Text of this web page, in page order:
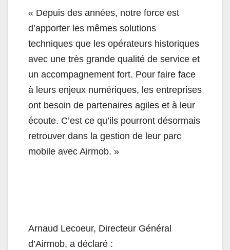
« Depuis des années, notre force est
d’apporter les mêmes solutions
techniques que les opérateurs historiques
avec une très grande qualité de service et
un accompagnement fort. Pour faire face
à leurs enjeux numériques, les entreprises
ont besoin de partenaires agiles et à leur
écoute. C’est ce qu’ils pourront désormais
retrouver dans la gestion de leur parc
mobile avec Airmob. »
Arnaud Lecoeur, Directeur Général
d’Airmob, a déclaré :